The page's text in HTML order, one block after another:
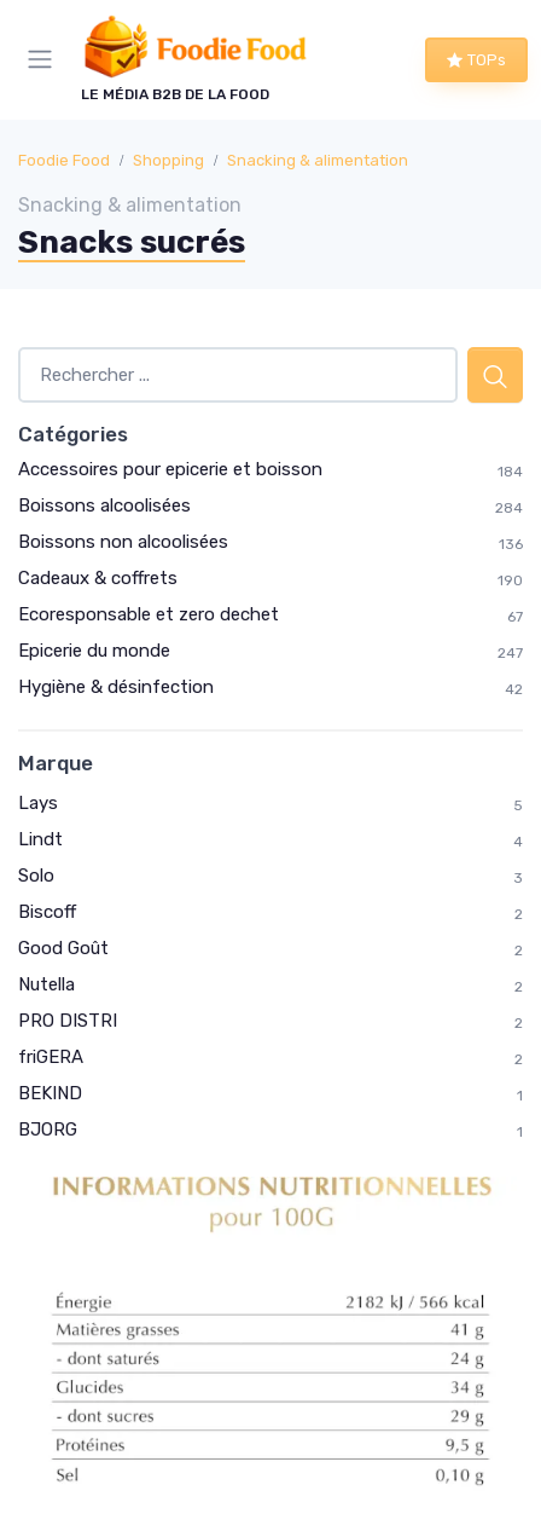
LE MÉDIA B2B DE LA FOOD
TOPs
Foodie Food Shopping Snacking & alimentation
Snacking & alimentation
Snacks sucrés
Catégories
Accessoires pour epicerie et boisson 184
Boissons alcoolisées 284
Boissons non alcoolisées 136
Cadeaux & coffrets 190
Ecoresponsable et zero dechet 67
Epicerie du monde 247
Hygiène & désinfection 42
Marque
Lays 5
Lindt 4
Solo 3
Biscoff 2
Good Goût 2
Nutella 2
PRO DISTRI 2
friGERA 2
BEKIND 1
BJORG 1
Panneau de gestion des cookies